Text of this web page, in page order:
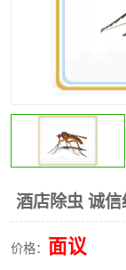
酒店除虫 诚信
价格： 面议